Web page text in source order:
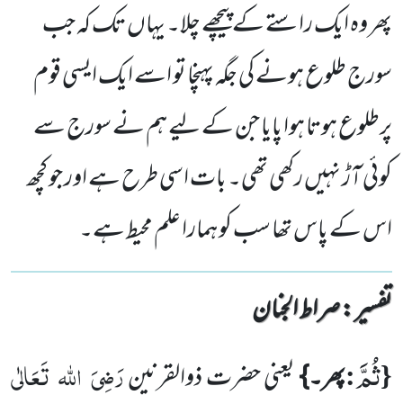
پھر وہ ایک راستے کے پیچھے چلا۔ یہاں تک کہ جب
سورج طلوع ہونے کی جگہ پہنچا تو اسے ایک ایسی قوم
پرطلوع ہوتا ہوا پایا جن کے لیے ہم نے سورج سے
کوئی آڑ نہیں رکھی تھی۔ بات اسی طرح ہے اور جو کچھ
اس کے پاس تھا سب کو ہمارا علم محیط ہے۔
تفسیر : ‎صراط الجنان
{ثُمَّ:پھر۔}یعنی حضرت ذوالقرنینرَضِیَ اللہتَعَالٰی